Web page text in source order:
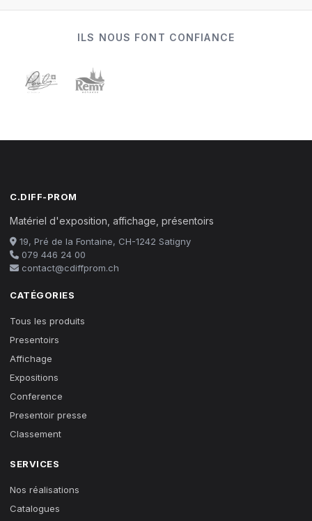
ILS NOUS FONT CONFIANCE
C.DIFF-PROM
Matériel d'exposition, affichage, présentoirs
19, Pré de la Fontaine, CH-1242 Satigny
079 446 24 00
contact@cdiffprom.ch
CATÉGORIES
Tous les produits
Presentoirs
Affichage
Expositions
Conference
Presentoir presse
Classement
SERVICES
Nos réalisations
Catalogues